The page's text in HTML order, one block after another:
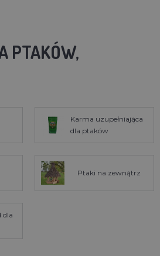
PTAKÓW,
Karma uzupełniająca
dla ptaków
Ptaki na zewnątrz
dla